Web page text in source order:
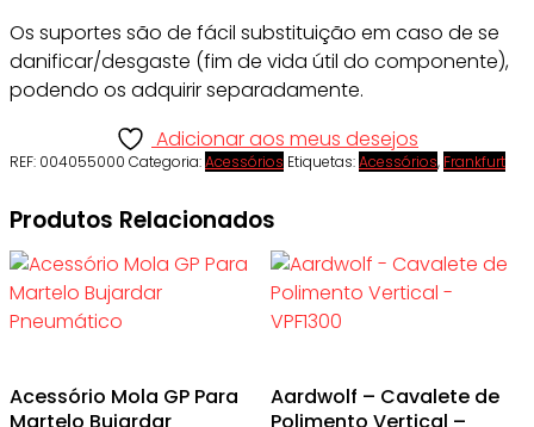
Os suportes são de fácil substituição em caso de se
danificar/desgaste (fim de vida útil do componente),
podendo os adquirir separadamente.
Adicionar aos meus desejos
REF: 004055000 Categoria:Acessórios Etiquetas:Acessórios, Frankfurt
Produtos Relacionados
Acessório Mola GP Para
Martelo Bujardar
Aardwolf – Cavalete de
Polimento Vertical –